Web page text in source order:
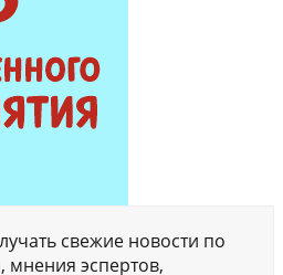
свежие новости по
мнения эспертов,